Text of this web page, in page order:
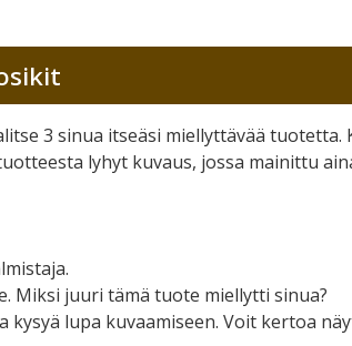
3 sinua itseäsi miellyttävää
lyhyt kuvaus, jossa mainittu
Miksi juuri tämä tuote miellytti sinua?
kysyä lupa kuvaamiseen. Voit kertoa